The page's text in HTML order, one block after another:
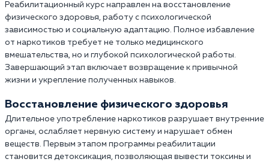
Реабилитационный курс направлен на восстановление
физического здоровья, работу с психологической
зависимостью и социальную адаптацию. Полное избавление
от наркотиков требует не только медицинского
вмешательства, но и глубокой психологической работы.
Завершающий этап включает возвращение к привычной
жизни и укрепление полученных навыков.
Восстановление физического здоровья
Длительное употребление наркотиков разрушает внутренние
органы, ослабляет нервную систему и нарушает обмен
веществ. Первым этапом программы реабилитации
становится детоксикация, позволяющая вывести токсины и